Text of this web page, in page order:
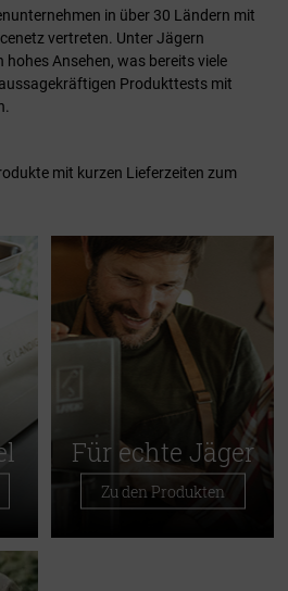
in über 30 Ländern mit
vertreten. Unter Jägern
hohes Ansehen, was bereits viele
Produkttests mit
mit kurzen Lieferzeiten zum
Für echte Jäger
Zu den Produkten